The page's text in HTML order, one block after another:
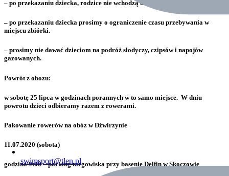
swimsport@tlen.pl
– po przekazaniu dziecka, rodzice nie wchodzą do autokaru;
– po przekazaniu dziecka prosimy o ograniczenie czasu przebywania w
miejscu zbiórki.
– prosimy nie dawać dzieciom na podróż słodyczy, czipsów i napojów
gazowanych.
Powrót z obozu:
w sobotę 25 lipca w godzinach porannych w to samo miejsce. W dniu
powrotu dzieci odbieramy razem z rowerami.
Pakowanie rowerówna obóz w Dźwirzynie
11.07.2020 (sobota)
godzina 9:00 – parking targowiska przy basenie Delfin w Skoczowie